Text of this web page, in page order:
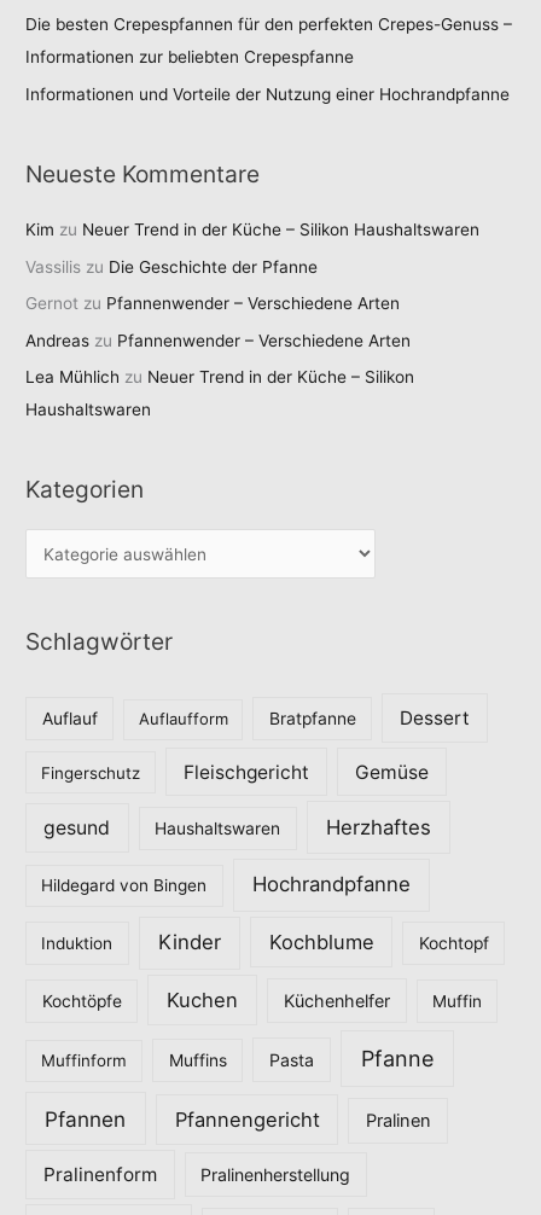
Die besten Crepespfannen für den perfekten Crepes-Genuss –
Informationen zur beliebten Crepespfanne
Informationen und Vorteile der Nutzung einer Hochrandpfanne
Neueste Kommentare
Kim zu Neuer Trend in der Küche – Silikon Haushaltswaren
Vassilis zu Die Geschichte der Pfanne
Gernot zu Pfannenwender – Verschiedene Arten
Andreas zu Pfannenwender – Verschiedene Arten
Lea Mühlich zu Neuer Trend in der Küche – Silikon
Haushaltswaren
Kategorien
a
e
Schlagwörter
Auflauf Auflaufform Bratpfanne Dessert
Fingerschutz Fleischgericht Gemüse
gesund Haushaltswaren Herzhaftes
Hildegard von Bingen Hochrandpfanne
Induktion Kinder Kochblume Kochtopf
Kochtöpfe Kuchen Küchenhelfer Muffin
Muffinform Muffins Pasta Pfanne
Pfannen Pfannengericht Pralinen
Pralinenform Pralinenherstellung